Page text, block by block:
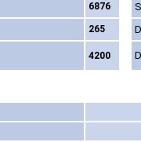
6876
265
4200